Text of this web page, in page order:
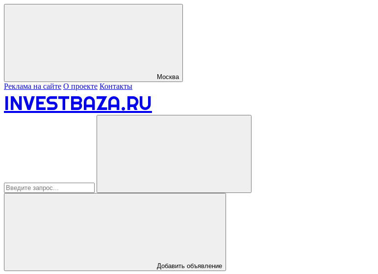
Москва
Реклама на сайте О проекте Контакты
INVESTBAZA.RU
Добавить объявление